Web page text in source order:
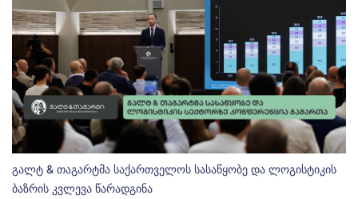
გალტ & თაგარტმა საქართველოს სასაწყობე და ლოგისტიკის
ბაზრის კვლევა წარადგინა